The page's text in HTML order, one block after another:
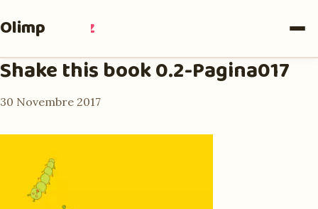
Olimpia Ruiz
Shake this book 0.2-Pagina017
30 Novembre 2017